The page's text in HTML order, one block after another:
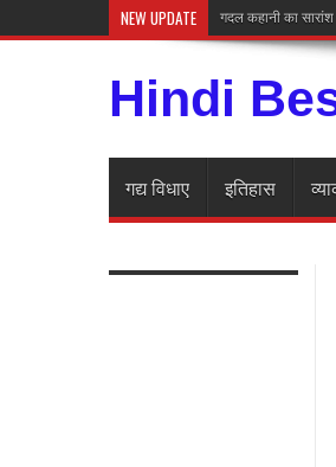
NEW UPDATE गदल कहानी का
Hindi
गद्य विधाए इतिहास